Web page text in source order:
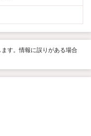
す。情報に誤りがある場合